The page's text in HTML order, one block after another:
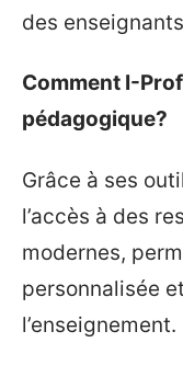
des
Comment I-
pédagogique?
Grâce à ses
l’accès à des
modernes,
personnalisée
l’enseignement.